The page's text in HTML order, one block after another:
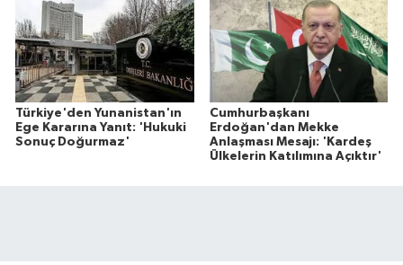
Türkiye'den Yunanistan'ın
Ege Kararına Yanıt: 'Hukuki
Sonuç Doğurmaz'
Cumhurbaşkanı
Erdoğan'dan Mekke
Anlaşması Mesajı: 'Kardeş
Ülkelerin Katılımına Açıktır'